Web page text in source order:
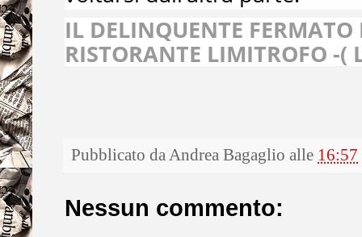
IL DELINQUENTE
RISTORANTE LIMITROFO -
Pubblicato da Andrea Bagaglio alle 16:57
Nessun commento: